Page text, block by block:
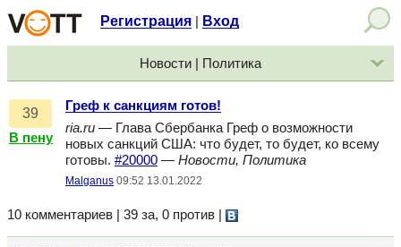
Регистрация Вход
Новости | Политика
39
В пену
Греф к санкциям готов!
ria.ru — Глава Сбербанка Греф о возможности
новых санкций США: что будет, то будет, ко всему
готовы. #20000 — Новости, Политика
Malganus 09:52 13.01.2022
10 комментариев | 39 за, 0 против